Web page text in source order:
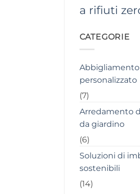
a rifiuti
CATEGORIE
Abbigliamento
personalizzato
(7)
Arredamento
da giardino
(6)
Soluzioni di
sostenibili
(14)